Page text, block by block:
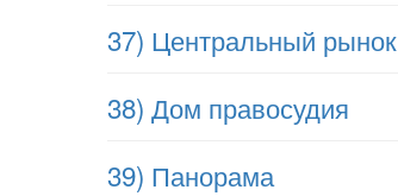
37) Центральный рынок
38) Дом правосудия
39) Панорама